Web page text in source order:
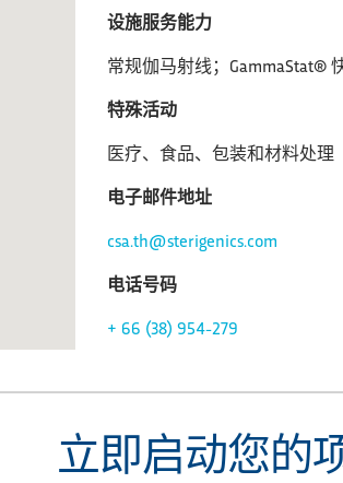
设施服务能力
常规伽马射线；GammaStat®
特殊活动
医疗、食品、包装和材料处理
电子邮件地址
csa.th@sterigenics.com
电话号码
+ 66 (38) 954-279
立即启动您的